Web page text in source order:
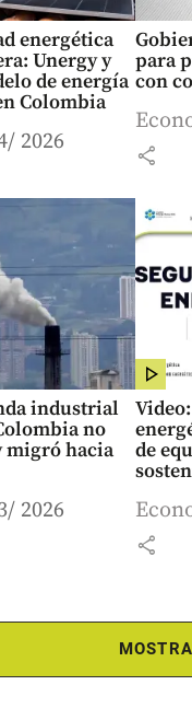
energética
Unergy y
de energía
Colombia
2026
para
con
share
industrial
no
migró hacia
2026
de
share